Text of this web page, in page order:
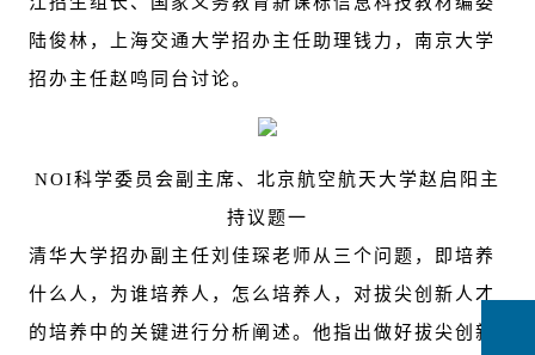
陆俊林，上海交通大学招办主任助理钱力，南京大学
招办主任赵鸣同台讨论。
NOI科学委员会副主席、北京航空航天大学赵启阳主
持议题一
清华大学招办副主任刘佳琛老师从三个问题，即培养
什么人，为谁培养人，怎么培养人，对拔尖创新人才
的培养中的关键进行分析阐述。他指出做好拔尖创新